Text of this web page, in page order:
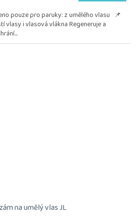
pouze pro paruky: z umělého vlasu 📌
vlasy i vlasová vlákna Regeneruje a
na umělý vlas JL